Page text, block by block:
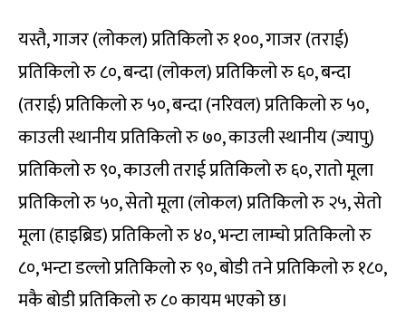
यस्तै, गाजर (लोकल) प्रतिकिलो रु १००, गाजर (तराई)
प्रतिकिलो रु ८०, बन्दा (लोकल) प्रतिकिलो रु ६०, बन्दा
(तराई) प्रतिकिलो रु ५०, बन्दा (नरिवल) प्रतिकिलो रु ५०,
काउली स्थानीय प्रतिकिलो रु ७०, काउली स्थानीय (ज्यापु)
प्रतिकिलो रु ९०, काउली तराई प्रतिकिलो रु ६०, रातो मूला
प्रतिकिलो रु ५०, सेतो मूला (लोकल) प्रतिकिलो रु २५, सेतो
मूला (हाइब्रिड) प्रतिकिलो रु ४०, भन्टा लाम्चो प्रतिकिलो रु
८०, भन्टा डल्लो प्रतिकिलो रु ९०, बोडी तने प्रतिकिलो रु १८०,
मकै बोडी प्रतिकिलो रु ८० कायम भएको छ।